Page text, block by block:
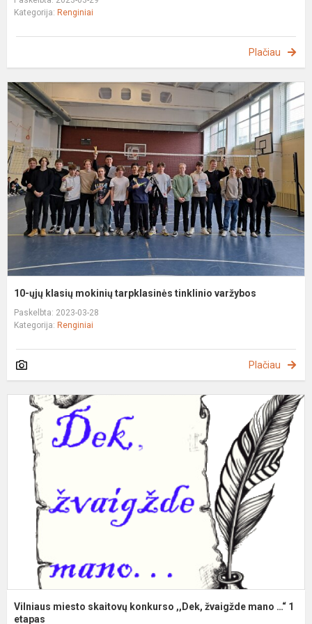
Kategorija: Renginiai
Plačiau
10-ųjų klasių mokinių tarpklasinės tinklinio varžybos
Paskelbta: 2023-03-28
Kategorija: Renginiai
Plačiau
Vilniaus miesto skaitovų konkurso ,,Dek, žvaigžde mano …“ 1
etapas